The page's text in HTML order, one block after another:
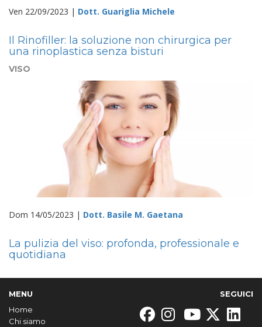
Ven 22/09/2023 | Dott. Guariglia Michele
Il Rinofiller: la soluzione non chirurgica per
una rinoplastica senza bisturi
VISO
Dom 14/05/2023 | Dott. Basile M. Gaetana
La pulizia del viso: profonda, professionale e
quotidiana
MENU
Home
Chi siamo
SEGUICI